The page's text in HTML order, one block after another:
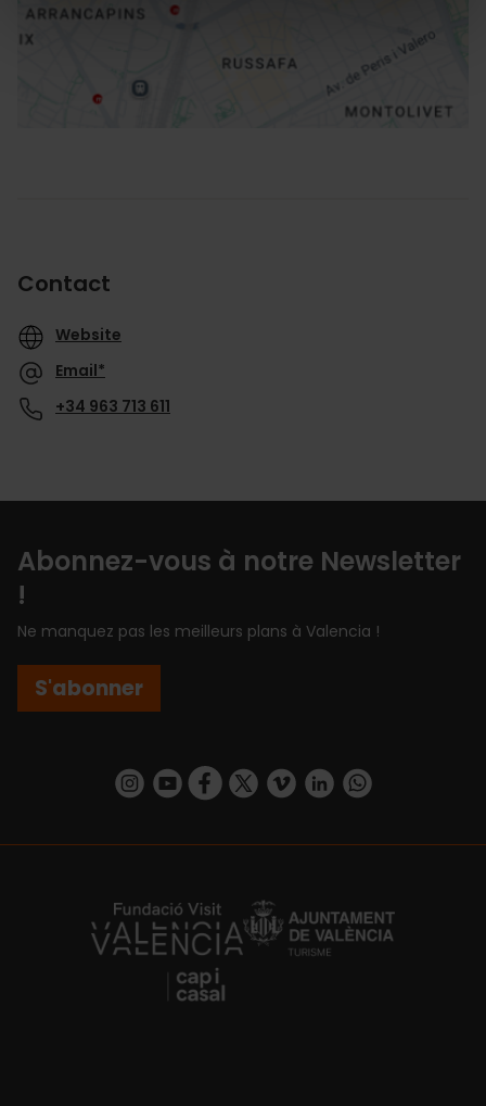
Directions
Contact
Website
Email*
+34 963 713 611
Abonnez-vous à notre Newsletter
!
Ne manquez pas les meilleurs plans à Valencia !
S'abonner
https://www.instagram.com/visit_valencia/
https://www.youtube.com/user/
https://www.facebook.com/
https://twitter.com/
https://vimeo.com/
https://www.linkedin.com/company/turismo-valencia/https://api.whatsapp.com/send/
https://fundacion.visitvalencia.com/